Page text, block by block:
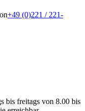
+49 (0)221 / 221-
bis freitags von 8.00 bis